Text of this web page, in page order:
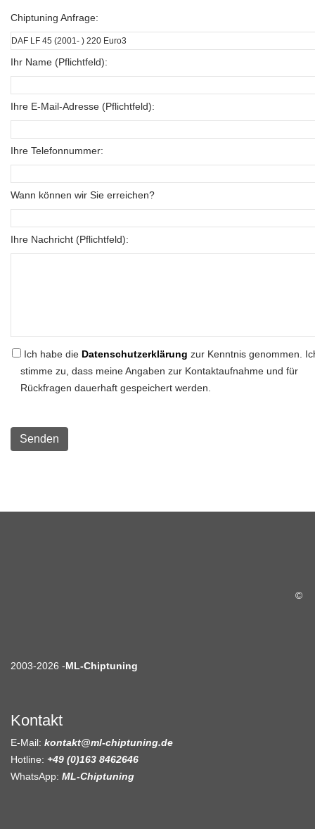
Chiptuning Anfrage:
Ihr Name (Pflichtfeld):
Ihre E-Mail-Adresse (Pflichtfeld):
Ihre Telefonnummer:
Wann können wir Sie erreichen?
Ihre Nachricht (Pflichtfeld):
Ich habe die Datenschutzerklärung zur Kenntnis genommen.
stimme zu, dass meine Angaben zur Kontaktaufnahme und für
Rückfragen dauerhaft gespeichert werden.
©
2003-2026 -ML-Chiptuning
Kontakt
E-Mail: kontakt@ml-chiptuning.de
Hotline: +49 (0)163 8462646
WhatsApp: ML-Chiptuning